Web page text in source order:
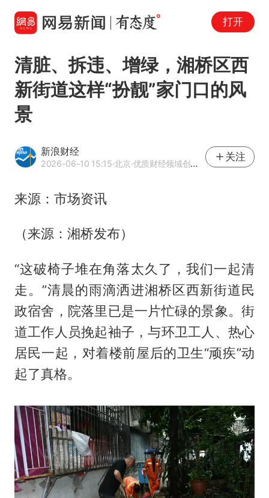
打开
清脏、拆违、增绿，湘桥区西
新街道这样“扮靓”家门口的风
景
新浪财经
2026-06-10 15:15·北京·优质财经领域创作者
关注
来源：市场资讯
（来源：湘桥发布）
“这破椅子堆在角落太久了，我们一起清
走。”清晨的雨滴洒进湘桥区西新街道民
政宿舍，院落里已是一片忙碌的景象。街
道工作人员挽起袖子，与环卫工人、热心
居民一起，对着楼前屋后的卫生“顽疾”动
起了真格。